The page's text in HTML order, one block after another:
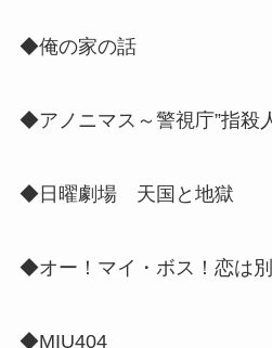
◆俺の家の話
◆アノニマス～警視庁”指殺
◆日曜劇場 天国と地獄
◆オー！マイ・ボス！恋は
◆MIU404